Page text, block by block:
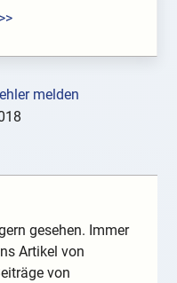
melden
gesehen. Immer
Artikel von
von